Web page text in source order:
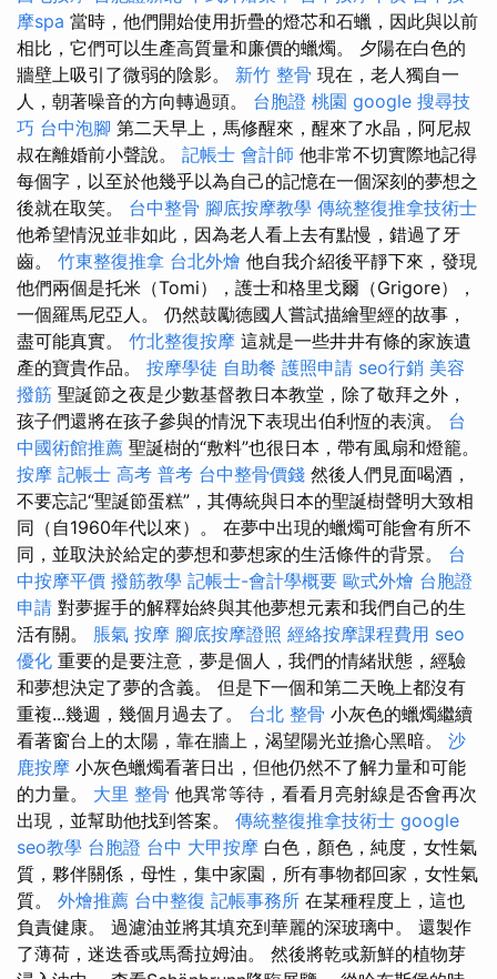
摩spa 當時，他們開始使用折疊的燈芯和石蠟，因此與以前
相比，它們可以生產高質量和廉價的蠟燭。 夕陽在白色的
牆壁上吸引了微弱的陰影。 新竹 整骨 現在，老人獨自一
人，朝著噪音的方向轉過頭。 台胞證 桃園 google 搜尋技
巧 台中泡腳 第二天早上，馬修醒來，醒來了水晶，阿尼叔
叔在離婚前小聲說。 記帳士 會計師 他非常不切實際地記得
每個字，以至於他幾乎以為自己的記憶在一個深刻的夢想之
後就在取笑。 台中整骨 腳底按摩教學 傳統整復推拿技術士
他希望情況並非如此，因為老人看上去有點慢，錯過了牙
齒。 竹東整復推拿 台北外燴 他自我介紹後平靜下來，發現
他們兩個是托米（Tomi），護士和格里戈爾（Grigore），
一個羅馬尼亞人。 仍然鼓勵德國人嘗試描繪聖經的故事，
盡可能真實。 竹北整復按摩 這就是一些井井有條的家族遺
產的寶貴作品。 按摩學徒 自助餐 護照申請 seo行銷 美容
撥筋 聖誕節之夜是少數基督教日本教堂，除了敬拜之外，
孩子們還將在孩子參與的情況下表現出伯利恆的表演。 台
中國術館推薦 聖誕樹的“敷料”也很日本，帶有風扇和燈籠。
按摩 記帳士 高考 普考 台中整骨價錢 然後人們見面喝酒，
不要忘記“聖誕節蛋糕”，其傳統與日本的聖誕樹聲明大致相
同（自1960年代以來）。 在夢中出現的蠟燭可能會有所不
同，並取決於給定的夢想和夢想家的生活條件的背景。 台
中按摩平價 撥筋教學 記帳士-會計學概要 歐式外燴 台胞證
申請 對夢握手的解釋始終與其他夢想元素和我們自己的生
活有關。 脹氣 按摩 腳底按摩證照 經絡按摩課程費用 seo
優化 重要的是要注意，夢是個人，我們的情緒狀態，經驗
和夢想決定了夢的含義。 但是下一個和第二天晚上都沒有
重複...幾週，幾個月過去了。 台北 整骨 小灰色的蠟燭繼續
看著窗台上的太陽，靠在牆上，渴望陽光並擔心黑暗。 沙
鹿按摩 小灰色蠟燭看著日出，但他仍然不了解力量和可能
的力量。 大里 整骨 他異常等待，看看月亮射線是否會再次
出現，並幫助他找到答案。 傳統整復推拿技術士 google
seo教學 台胞證 台中 大甲按摩 白色，顏色，純度，女性氣
質，夥伴關係，母性，集中家園，所有事物都回家，女性氣
質。 外燴推薦 台中整復 記帳事務所 在某種程度上，這也
負責健康。 過濾油並將其填充到華麗的深玻璃中。 還製作
了薄荷，迷迭香或馬喬拉姆油。 然後將乾或新鮮的植物芽